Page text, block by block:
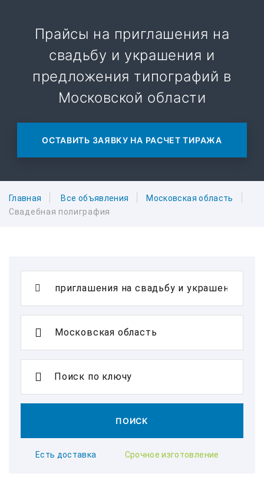
Прайсы на приглашения на
свадьбу и украшения и
предложения типографий в
Московской области
ОСТАВИТЬ ЗАЯВКУ НА РАСЧЕТ ТИРАЖА
Главная Все объявления
Московская область
Свадебная полиграфия
Поиск по ключу
ПОИСК
Есть доставка Срочное изготовление